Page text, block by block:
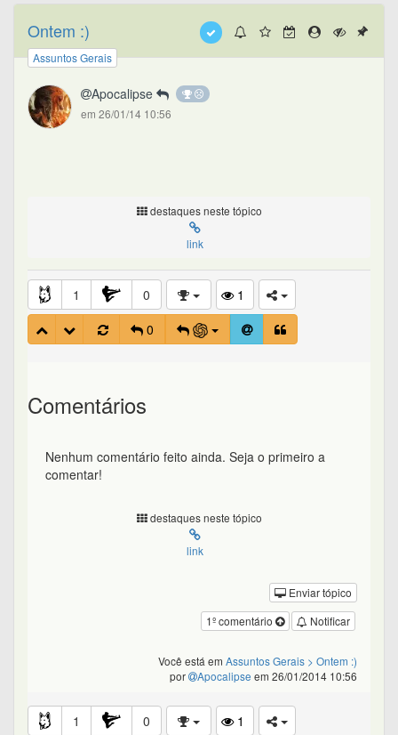
Ontem :)
Assuntos Gerais
Apocalipse
em 26/01/14 10:56
destaques neste tópico
link
1 0
1
0
Comentários
Nenhum comentário feito ainda. Seja o primeiro a
comentar!
destaques neste tópico
link
Enviar tópico
Notificar
1º comentário
Você está em Assuntos Gerais > Ontem :)
por
Apocalipse em 26/01/2014 10:56
1 0
1